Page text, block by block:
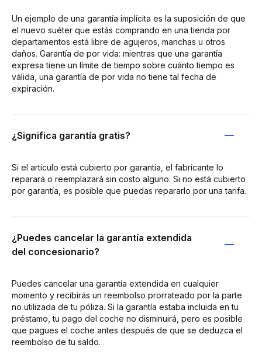
Un ejemplo de una garantía implícita es la suposición de que
el nuevo suéter que estás comprando en una tienda por
departamentos está libre de agujeros, manchas u otros
daños. Garantía de por vida: mientras que una garantía
expresa tiene un límite de tiempo sobre cuánto tiempo es
válida, una garantía de por vida no tiene tal fecha de
expiración.
¿Significa garantía gratis?
Si el artículo está cubierto por garantía, el fabricante lo
reparará o reemplazará sin costo alguno. Si no está cubierto
por garantía, es posible que puedas repararlo por una tarifa.
¿Puedes cancelar la garantía extendida
del concesionario?
Puedes cancelar una garantía extendida en cualquier
momento y recibirás un reembolso prorrateado por la parte
no utilizada de tu póliza. Si la garantía estaba incluida en tu
préstamo, tu pago del coche no disminuirá, pero es posible
que pagues el coche antes después de que se deduzca el
reembolso de tu saldo.